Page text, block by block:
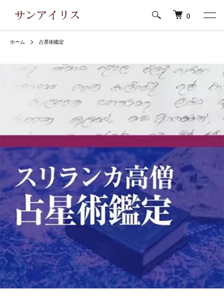
0
ホーム 占星術鑑定